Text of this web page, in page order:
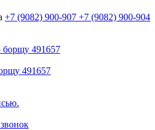
+7 (9082) 900-907 +7 (9082) 900-904
491657